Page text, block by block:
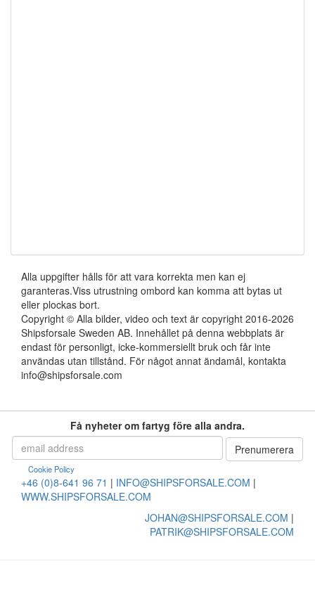
Alla uppgifter hålls för att vara korrekta men kan ej
garanteras.Viss utrustning ombord kan komma att bytas ut
eller plockas bort.
Copyright © Alla bilder, video och text är copyright 2016-2026
Shipsforsale Sweden AB. Innehållet på denna webbplats är
endast för personligt, icke-kommersiellt bruk och får inte
användas utan tillstånd. För något annat ändamål, kontakta
info@shipsforsale.com
Få nyheter om fartyg före alla andra.
Cookie Policy
+46 (0)8-641 96 71 | INFO@SHIPSFORSALE.COM |
WWW.SHIPSFORSALE.COM
JOHAN@SHIPSFORSALE.COM |
PATRIK@SHIPSFORSALE.COM